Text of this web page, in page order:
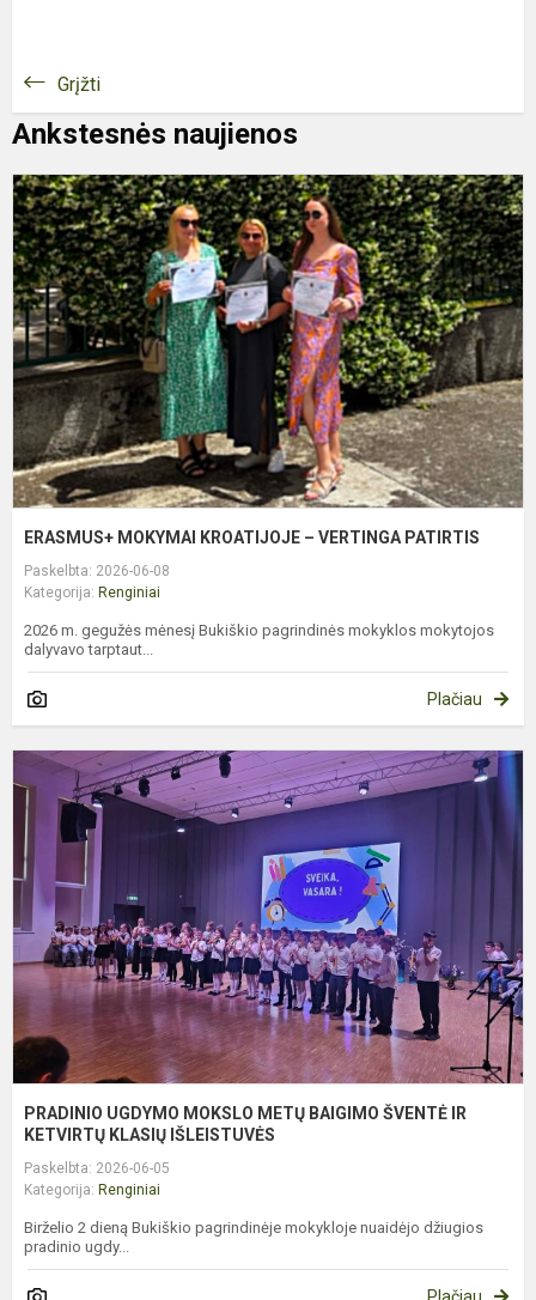
Grįžti
Ankstesnės naujienos
ERASMUS+ MOKYMAI KROATIJOJE – VERTINGA PATIRTIS
Paskelbta: 2026-06-08
Kategorija: Renginiai
2026 m. gegužės mėnesį Bukiškio pagrindinės mokyklos mokytojos
dalyvavo tarptaut...
Plačiau
PRADINIO UGDYMO MOKSLO METŲ BAIGIMO ŠVENTĖ IR
KETVIRTŲ KLASIŲ IŠLEISTUVĖS
Paskelbta: 2026-06-05
Kategorija: Renginiai
Birželio 2 dieną Bukiškio pagrindinėje mokykloje nuaidėjo džiugios
pradinio ugdy...